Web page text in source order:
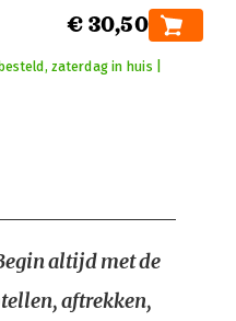
€ 30,50
zaterdag in huis |
altijd met de
aftrekken,